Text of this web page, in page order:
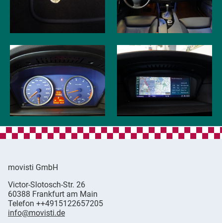
movisti GmbH
classic
automobiles
Victor-Slotosch-Str. 26
60388 Frankfurt am Main
Germany
Telefon ++4915122657205
info@movisti.de